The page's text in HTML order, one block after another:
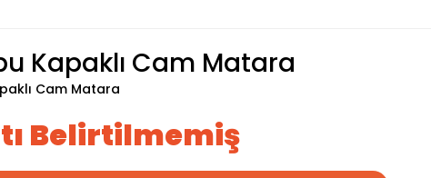
Kapaklı Cam Matara
Cam Matara
Belirtilmemiş